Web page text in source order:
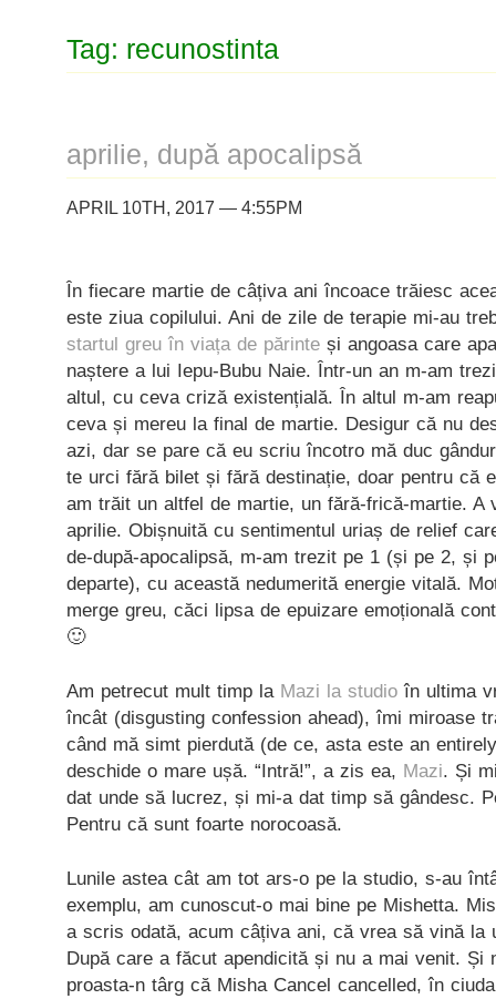
Tag: recunostinta
aprilie, după apocalipsă
APRIL 10TH, 2017 — 4:55PM
În fiecare martie de câțiva ani încoace trăiesc
este ziua copilului. Ani de zile de terapie mi-au
startul greu în viața de părinte și angoasa care
naștere a lui Iepu-Bubu Naie. Într-un an m-am
altul, cu ceva criză existențială. În altul m-am
ceva și mereu la final de martie. Desigur că nu
azi, dar se pare că eu scriu încotro mă duc
te urci fără bilet și fără destinație, doar pentru că
am trăit un altfel de martie, un fără-frică-martie. A
aprilie. Obișnuită cu sentimentul uriaș de relief
de-după-apocalipsă, m-am trezit pe 1 (și pe 2, și
departe), cu această nedumerită energie vitală.
merge greu, căci lipsa de epuizare emoțională
🙂
Am petrecut mult timp la Mazi la studio în ultima
încât (disgusting confession ahead), îmi miroase
când mă simt pierdută (de ce, asta este an
deschide o mare ușă. “Intră!”, a zis ea, Mazi. Și
dat unde să lucrez, și mi-a dat timp să gândesc.
Pentru că sunt foarte norocoasă.
Lunile astea cât am tot ars-o pe la studio, s-au
exemplu, am cunoscut-o mai bine pe Mishetta.
a scris odată, acum câțiva ani, că vrea să vină la
După care a făcut apendicită și nu a mai venit. Și
proasta-n târg că Misha Cancel cancelled, în